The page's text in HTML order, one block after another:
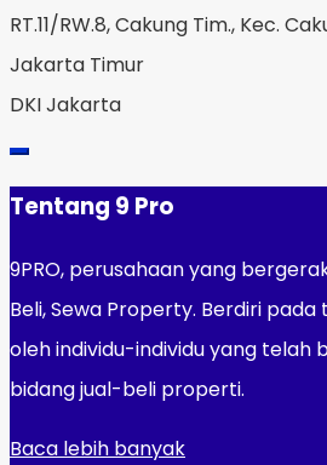
RT.11/RW.8, Cakung Tim., Kec.
Jakarta Timur
DKI Jakarta
Tentang 9 Pro
9PRO, perusahaan yang
Beli, Sewa Property. Berdiri pada
oleh individu-individu yang telah
bidang jual-beli properti.
Baca lebih banyak